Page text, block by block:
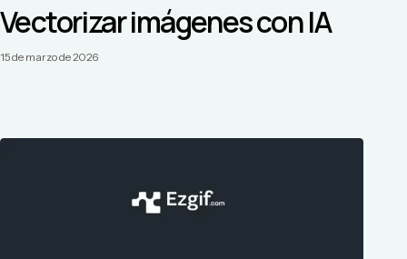
Vectorizar imágenes con IA
15 de marzo de 2026